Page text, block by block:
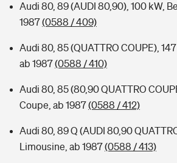
Audi 80, 89 (AUDI 80,90), 100 kW,
1987(0588 / 409)
Audi 80, 85 (QUATTRO COUPE),
ab 1987(0588 / 410)
Audi 80, 85 (80,90 QUATTRO
Coupe, ab 1987(0588 / 412)
Audi 80, 89 Q (AUDI 80,90
Limousine, ab 1987(0588 / 413)